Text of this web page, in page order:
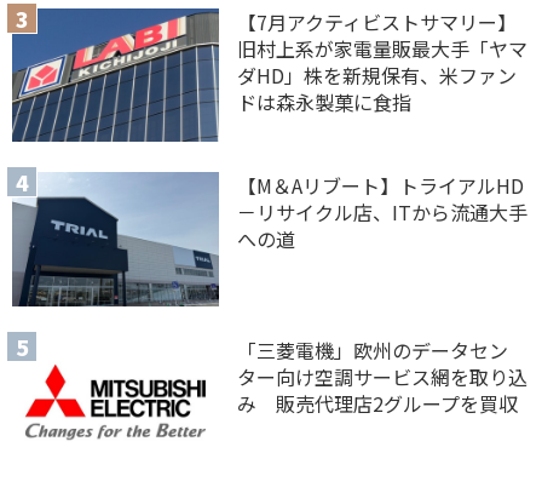
【7月アクティビストサマリー】
旧村上系が家電量販最大手「ヤマ
ダHD」株を新規保有、米ファン
ドは森永製菓に食指
【M＆Aリブート】トライアルHD
－リサイクル店、ITから流通大手
への道
「三菱電機」欧州のデータセン
ター向け空調サービス網を取り込
み 販売代理店2グループを買収